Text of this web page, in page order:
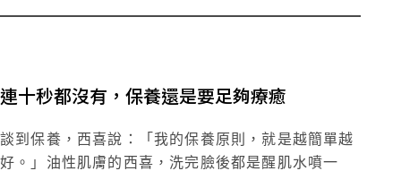
連十秒都沒有，保養還是要足夠療癒
談到保養，西喜說：「我的保養原則，就是越簡單越
好。」油性肌膚的西喜，洗完臉後都是醒肌水噴一